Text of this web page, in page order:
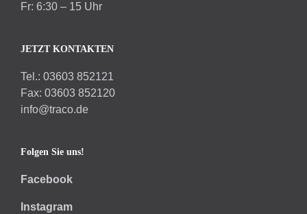
Fr: 6:30 – 15 Uhr
JETZT KONTAKTEN
Tel.: 03603 852121
Fax: 03603 852120
info@traco.de
Folgen Sie uns!
Facebook
Instagram